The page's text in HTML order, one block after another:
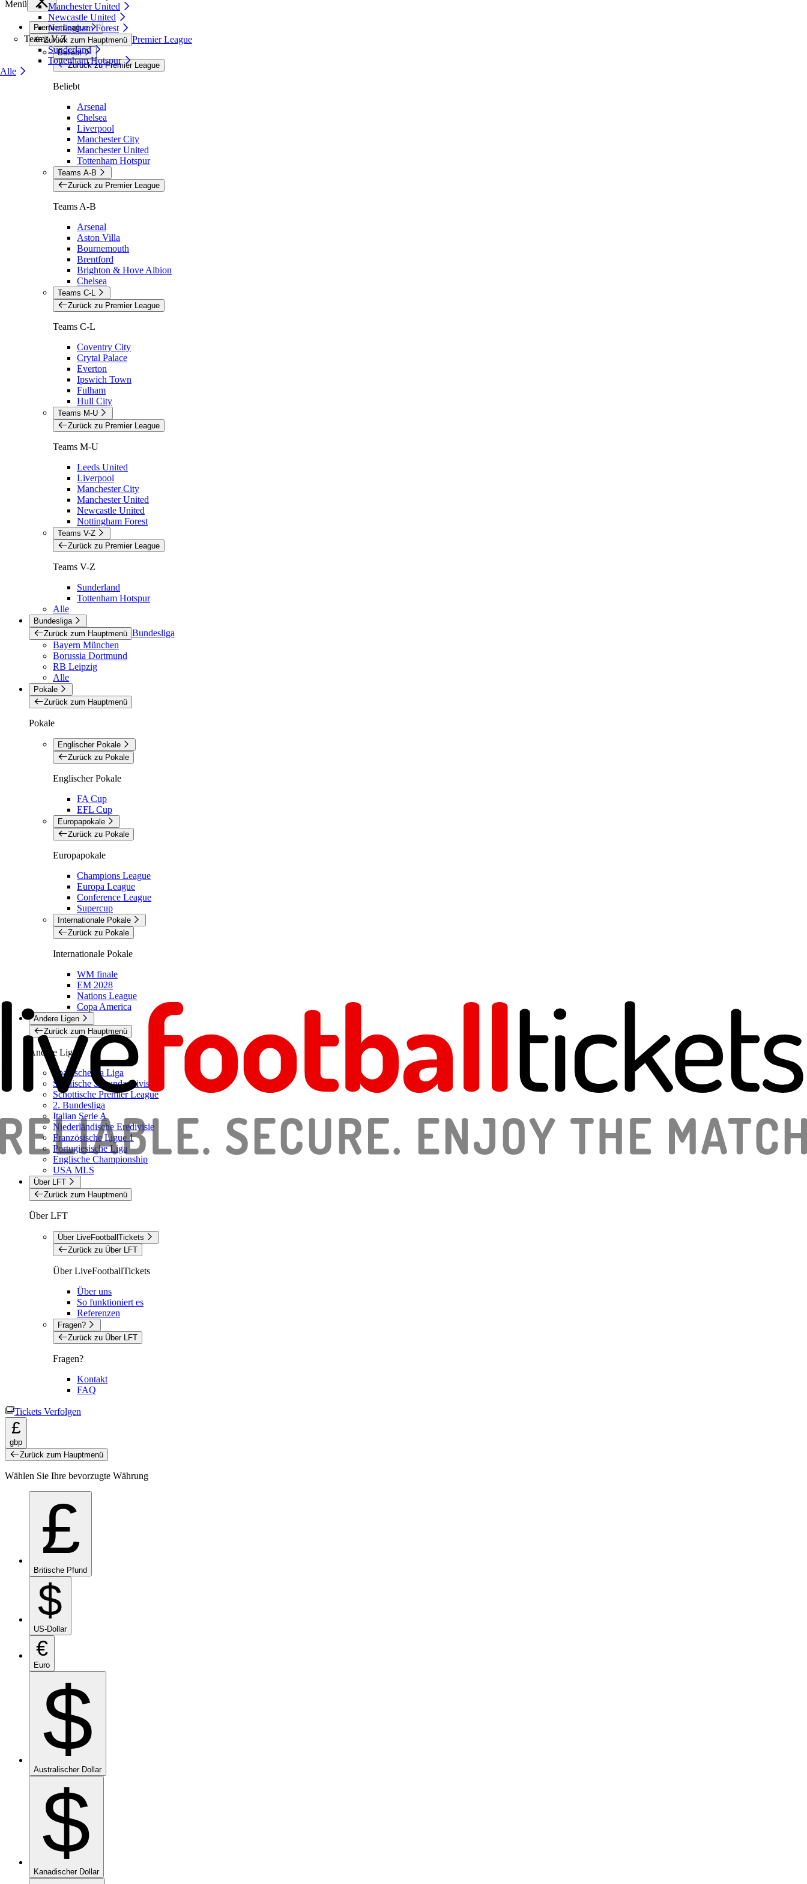
Manchester United
Newcastle United
Nottingham Forest
Teams V-Z
Sunderland
Tottenham Hotspur
Alle
Menü
Premier League
Zurück zum Hauptmenü Premier League
Beliebt
Zurück zu Premier League
Beliebt
Arsenal
Chelsea
Liverpool
Manchester City
Manchester United
Tottenham Hotspur
Teams A-B
Zurück zu Premier League
Teams A-B
Arsenal
Aston Villa
Bournemouth
Brentford
Brighton & Hove Albion
Chelsea
Teams C-L
Zurück zu Premier League
Teams C-L
Coventry City
Crytal Palace
Everton
Ipswich Town
Fulham
Hull City
Teams M-U
Zurück zu Premier League
Teams M-U
Leeds United
Liverpool
Manchester City
Manchester United
Newcastle United
Nottingham Forest
Teams V-Z
Zurück zu Premier League
Teams V-Z
Sunderland
Tottenham Hotspur
Alle
Bundesliga
Zurück zum Hauptmenü Bundesliga
Bayern München
Borussia Dortmund
RB Leipzig
Alle
Pokale
Zurück zum Hauptmenü
Pokale
Englischer Pokale
Zurück zu Pokale
Englischer Pokale
FA Cup
EFL Cup
Europapokale
Zurück zu Pokale
Europapokale
Champions League
Europa League
Conference League
Supercup
Internationale Pokale
Zurück zu Pokale
Internationale Pokale
WM finale
EM 2028
Nations League
Copa America
Andere Ligen
Zurück zum Hauptmenü
Andere Ligen
Spanische La Liga
Spanische Segunda Division
Schottische Premier League
2. Bundesliga
Italian Serie A
Niederländische Eredivisie
Französische Ligue 1
Portugiesische Liga
Englische Championship
USA MLS
Über LFT
Zurück zum Hauptmenü
Über LFT
Über LiveFootballTickets
Zurück zu Über LFT
Über LiveFootballTickets
Über uns
So funktioniert es
Referenzen
Fragen?
Zurück zu Über LFT
Fragen?
Kontakt
FAQ
Tickets Verfolgen
£
gbp
Zurück zum Hauptmenü
Wählen Sie Ihre bevorzugte Währung
£
Britische Pfund
$
US-Dollar
€
Euro
$
Australischer Dollar
$
Kanadischer Dollar